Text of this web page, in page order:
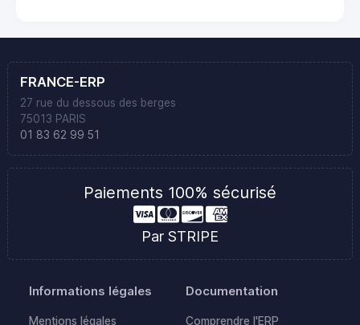
FRANCE-ERP
27 rue du dessous des berges
75013 PARIS
01 83 62 99 51
Paiements 100% sécurisé
Par STRIPE
Informations légales
Mentions légales
Documentation
Comprendre l'ERP